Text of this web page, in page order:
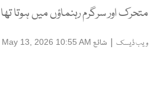
متحرک اور سرگرم رہنماؤں میں ہوتا تھا
ویب ڈیسک | شائع May 13, 2026 10:55 AM